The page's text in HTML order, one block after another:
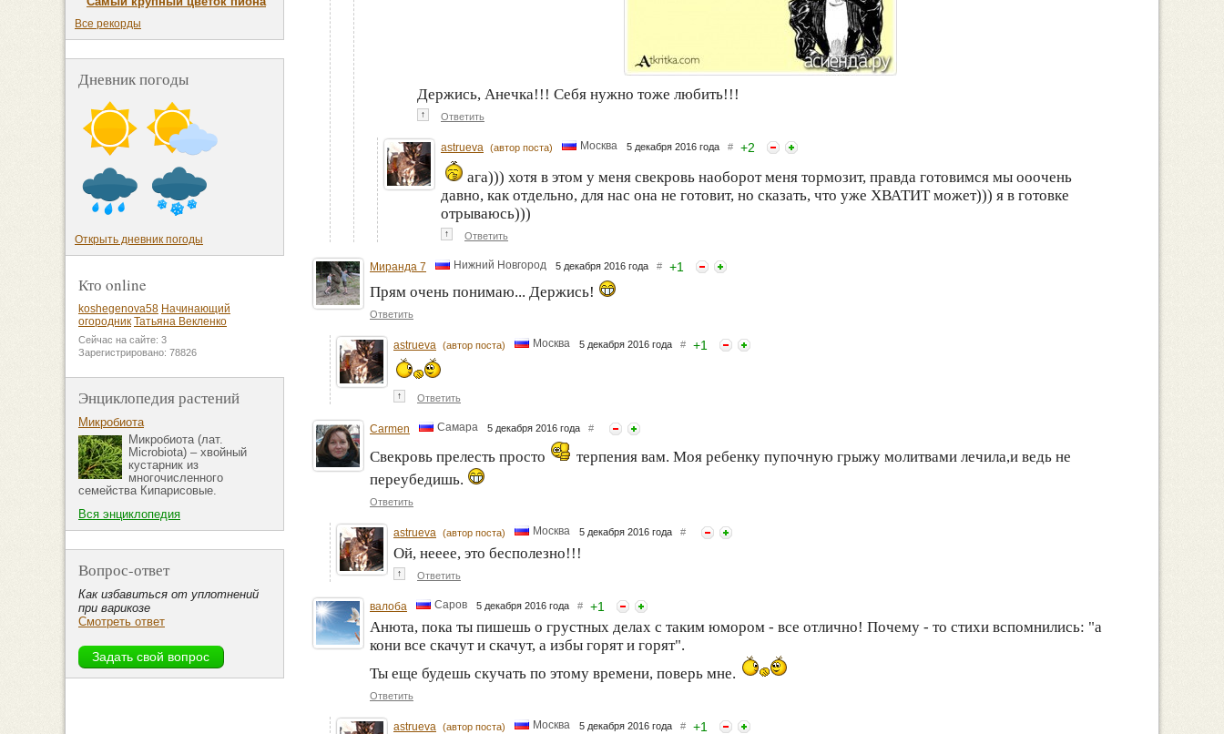
Держись, Анечка!!! Себя нужно тоже любить!!!
↑ Ответить
astrueva (автор поста) Москва 5 декабря 2016 года # +2
ага))) хотя в этом у меня свекровь наоборот меня тормозит, правда готовимся мы ооочень
давно, как отдельно, для нас она не готовит, но сказать, что уже ХВАТИТ может))) я в готовке
отрываюсь)))
↑ Ответить
Миранда 7 Нижний Новгород 5 декабря 2016 года # +1
Прям очень понимаю... Держись!
Ответить
astrueva (автор поста) Москва 5 декабря 2016 года # +1
↑ Ответить
Carmen Самара 5 декабря 2016 года #
Свекровь прелесть просто
терпения вам. Моя ребенку пупочную грыжу молитвами лечила,и ведь не
переубедишь.
Ответить
astrueva (автор поста) Москва 5 декабря 2016 года #
Ой, нееее, это бесполезно!!!
↑ Ответить
валоба Саров 5 декабря 2016 года # +1
Анюта, пока ты пишешь о грустных делах с таким юмором - все отлично! Почему - то стихи вспомнились: "а
кони все скачут и скачут, а избы горят и горят".
Ты еще будешь скучать по этому времени, поверь мне.
Ответить
astrueva (автор поста) Москва 5 декабря 2016 года # +1
Все рекорды
Дневник погоды
Открыть дневник погоды
Кто online
koshegenova58 Начинающий
огородник Татьяна Векленко
Сейчас на сайте: 3
Зарегистрировано: 78826
Энциклопедия растений
Микробиота
Микробиота (лат.
Microbiota) – хвойный
кустарник из
многочисленного
семейства Кипарисовые.
Вся энциклопедия
Вопрос-ответ
Как избавиться от уплотнений
при варикозе
Смотреть ответ